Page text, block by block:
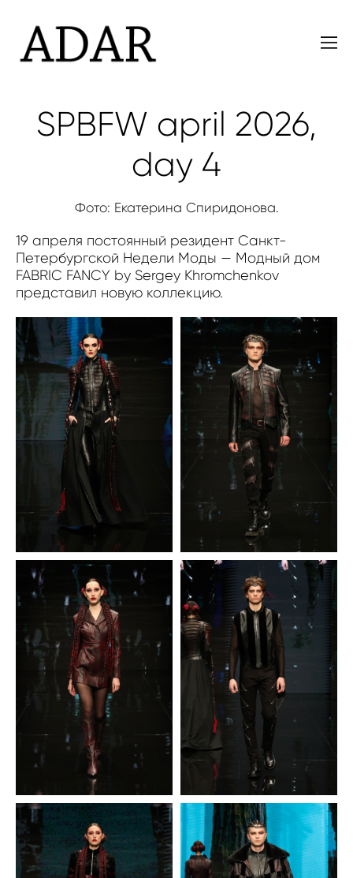
SPBFW april 2026,
day 4
Фото: Екатерина Спиридонова.
19 апреля постоянный резидент Санкт-
Петербургской Недели Моды — Модный дом
FABRIC FANCY by Sergey Khromchenkov
представил новую коллекцию.